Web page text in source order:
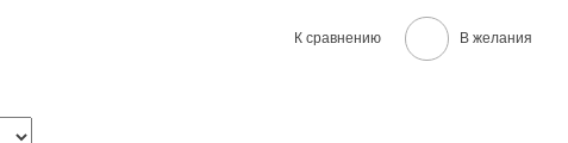
К сравнению В желания